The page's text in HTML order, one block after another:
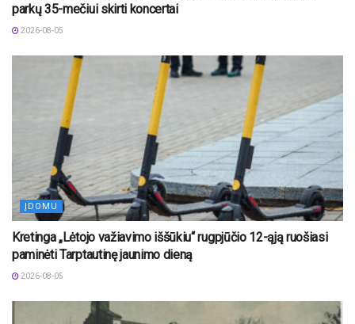
parkų 35-mečiui skirti koncertai
2026-08-05
ĮDOMU
Kretinga „Lėtojo važiavimo iššūkiu“ rugpjūčio 12-ąją ruošiasi
paminėti Tarptautinę jaunimo dieną
2026-08-05